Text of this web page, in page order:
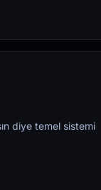
diye temel sistemi